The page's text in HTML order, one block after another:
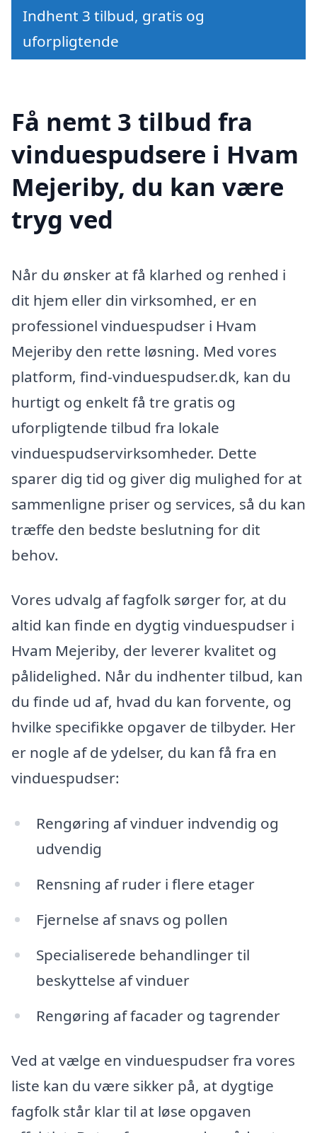
Indhent 3 tilbud, gratis og
uforpligtende
Få nemt 3 tilbud fra
vinduespudsere i Hvam
Mejeriby, du kan være
tryg ved
Når du ønsker at få klarhed og renhed i
dit hjem eller din virksomhed, er en
professionel vinduespudser i Hvam
Mejeriby den rette løsning. Med vores
platform, find-vinduespudser.dk, kan du
hurtigt og enkelt få tre gratis og
uforpligtende tilbud fra lokale
vinduespudservirksomheder. Dette
sparer dig tid og giver dig mulighed for at
sammenligne priser og services, så du kan
træffe den bedste beslutning for dit
behov.
Vores udvalg af fagfolk sørger for, at du
altid kan finde en dygtig vinduespudser i
Hvam Mejeriby, der leverer kvalitet og
pålidelighed. Når du indhenter tilbud, kan
du finde ud af, hvad du kan forvente, og
hvilke specifikke opgaver de tilbyder. Her
er nogle af de ydelser, du kan få fra en
vinduespudser:
Rengøring af vinduer indvendig og
udvendig
Rensning af ruder i flere etager
Fjernelse af snavs og pollen
Specialiserede behandlinger til
beskyttelse af vinduer
Rengøring af facader og tagrender
Ved at vælge en vinduespudser fra vores
liste kan du være sikker på, at dygtige
fagfolk står klar til at løse opgaven